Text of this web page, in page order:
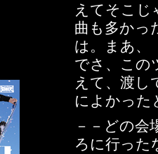
えてそこじ
曲も多かっ
は。まあ、
でさ、この
えて、渡し
によかった
－－どの会
ろに行った